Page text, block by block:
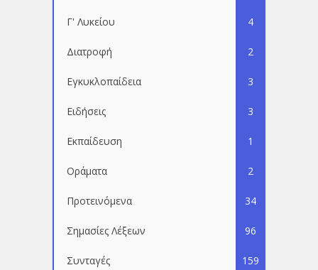
Γ' Λυκείου 4
Διατροφή 2
Εγκυκλοπαίδεια 3
Ειδήσεις 3
Εκπαίδευση 1
Οράματα 2
Προτεινόμενα 34
Σημασίες Λέξεων 96
Συνταγές 159